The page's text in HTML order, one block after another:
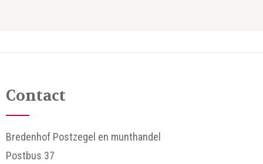
Contact
Bredenhof Postzegel en munthandel
Postbus 37